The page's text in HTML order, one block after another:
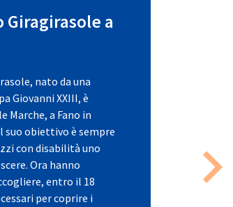
a
nato da una
Giovanni XXIII, è
Marche, a Fano in
suo obiettivo è sempre
con disabilità uno
Ora hanno
entro il 18
per coprire i